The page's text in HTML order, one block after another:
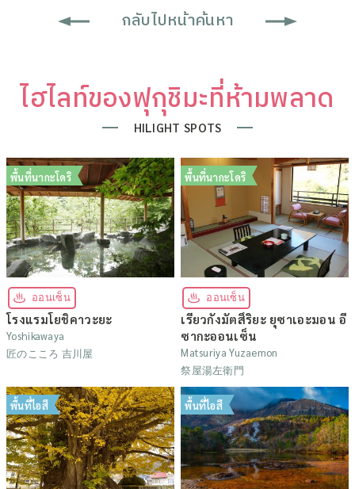
กลับไปหน้าค้นหา
ไฮไลท์ของฟุกุชิมะที่ห้ามพลาด
HILIGHT SPOTS
พื้นที่นากะโดริ
ออนเซ็น
โรงแรมโยชิคาวะยะ
Yoshikawaya
匠のこころ 吉川屋
พื้นที่นากะโดริ
ออนเซ็น
เรียวกังมัตสึริยะ ยุซาเอะมอน อี
ซากะออนเซ็น
Matsuriya Yuzaemon
祭屋湯左衛門
พื้นที่ไอสึ พื้นที่ไอสึ